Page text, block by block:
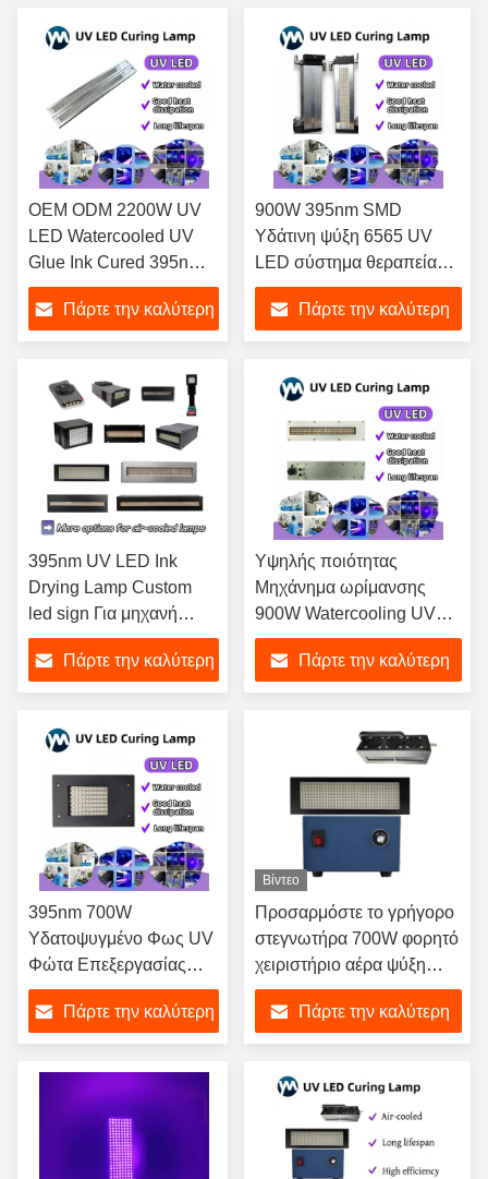
OEM ODM 2200W UV
LED Watercooled UV
Glue Ink Cured 395nm
UV LED Drying Lamp
for UV Printer Offset
Πάρτε την καλύτερη
900W 395nm SMD
Υδάτινη ψύξη 6565 UV
LED σύστημα θεραπείας
για οθόνη Ψηφιακό Inkjet
εκτυπωτή UV εκτυπωτή
μελάνι
Πάρτε την καλύτερη
395nm UV LED Ink
Drying Lamp Custom
led sign Για μηχανή
εκτύπωσης ετικέτας
Πάρτε την καλύτερη
Υψηλής ποιότητας
Μηχάνημα ωρίμανσης
900W Watercooling UV
Curing Lamp Uv Ink
Drying System Led for
Bottle Screen Printing
Πάρτε την καλύτερη
395nm 700W
Υδατοψυγμένο Φως UV
Φώτα Επεξεργασίας
Φώτα Φώτα Φώτα
Φώτα Φώτα Φώτα
Πάρτε την καλύτερη
Βίντεο
Προσαρμόστε το γρήγορο
στεγνωτήρα 700W φορητό
χειριστήριο αέρα ψύξη
flatbed 395nm uv primer
λαμπτήρα στεγνώσεως
Πάρτε την καλύτερη